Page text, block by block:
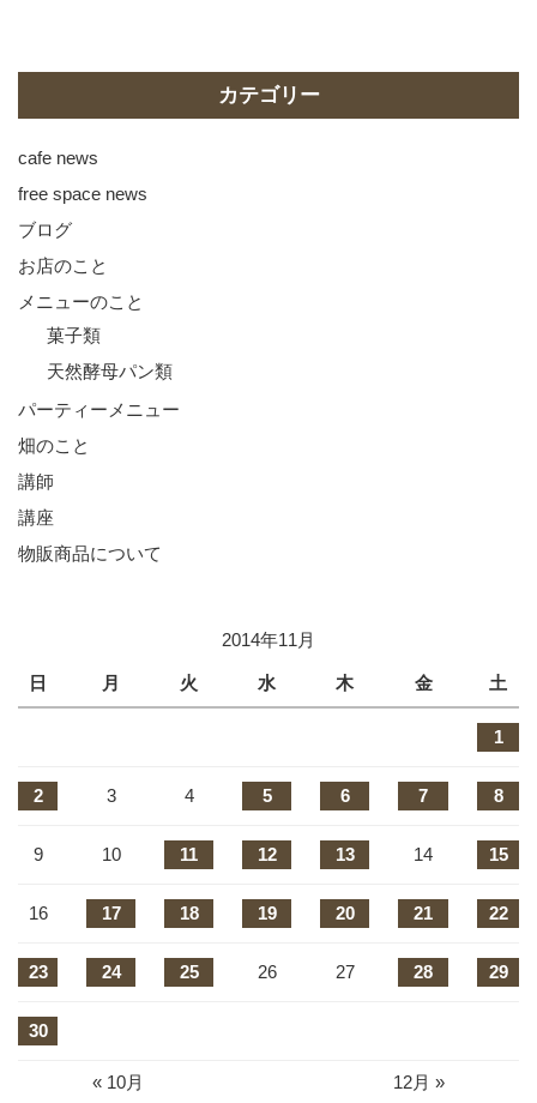
カテゴリー
cafe news
free space news
ブログ
お店のこと
メニューのこと
菓子類
天然酵母パン類
パーティーメニュー
畑のこと
講師
講座
物販商品について
2014年11月
日 月 火 水 木 金 土
1
2 3 4 5 6 7 8
9 10 11 12 13 14 15
16 17 18 19 20 21 22
23 24 25 26 27 28 29
30
« 10月 12月 »